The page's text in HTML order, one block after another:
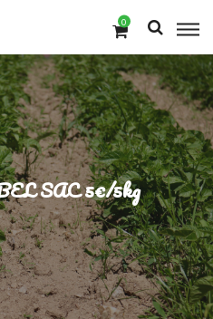
0
SAC 5€/5kg